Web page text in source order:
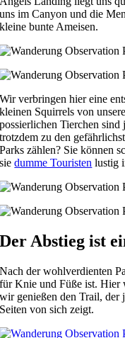
uns im Canyon und die
kleine bunte Ameisen.
Wir verbringen hier eine
kleinen Squirrels von
possierlichen Tierchen sind
trotzdem zu den
Parks zählen? Sie können
siedumme Touristen lustig
Der Abstieg ist
Nach der wohlverdienten
für Knie und Füße ist. Hier
wir genießen den Trail, der
Seiten von sich zeigt.